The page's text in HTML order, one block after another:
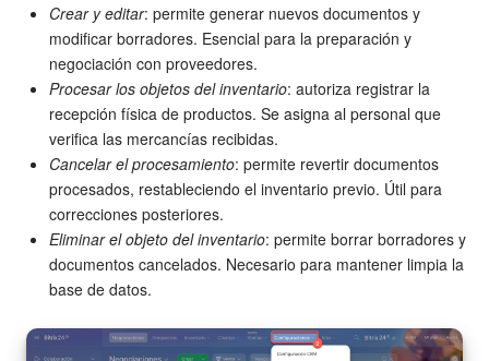
CRM
Reserva
Contact center
Sales center
CRM Analytics
BI Builder
Bitrix24 Market
Crear y editar: permite generar nuevos documentos y
modificar borradores. Esencial para la preparación y
negociación con proveedores.
Procesar los objetos del inventario: autoriza registrar la
recepción física de productos. Se asigna al personal que
verifica las mercancías recibidas.
Cancelar el procesamiento: permite revertir documentos
procesados, restableciendo el inventario previo. Útil para
correcciones posteriores.
Eliminar el objeto del inventario: permite borrar borradores y
documentos cancelados. Necesario para mantener limpia la
base de datos.